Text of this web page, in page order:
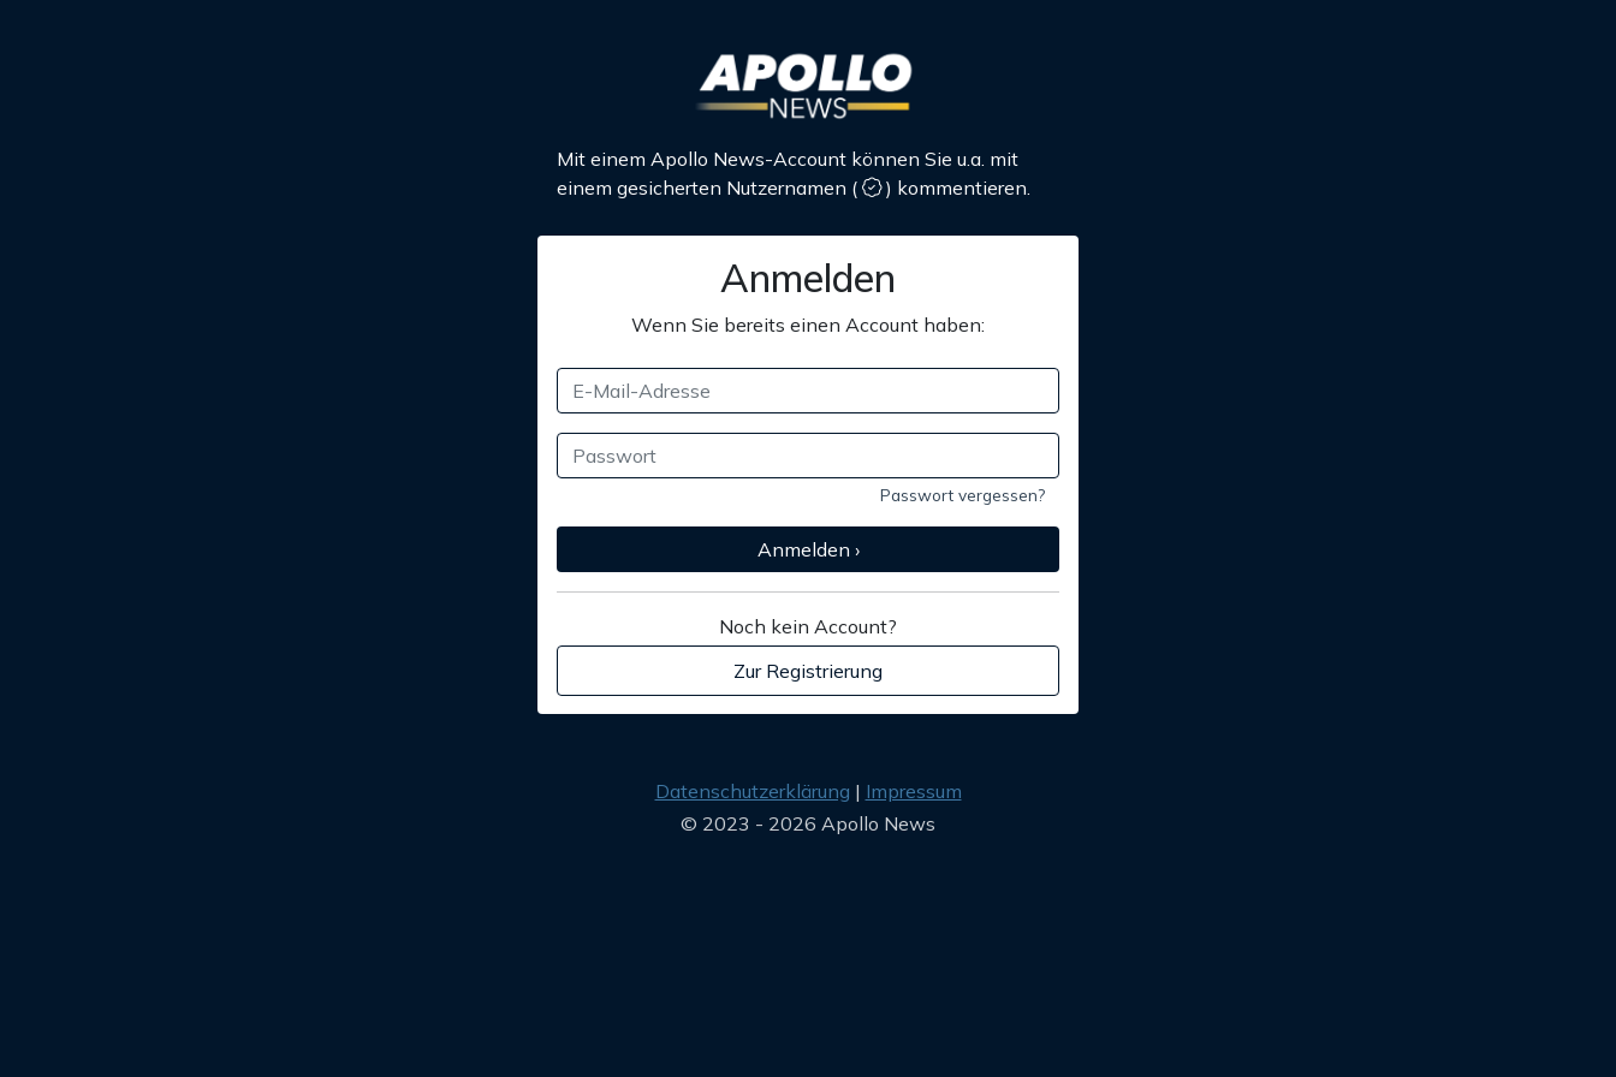
Mit einem Apollo News-Account können Sie u.a. mit
einem gesicherten Nutzernamen ( ) kommentieren.
Anmelden
Wenn Sie bereits einen Account haben:
Passwort vergessen?
Anmelden ›
Noch kein Account?
Zur Registrierung
Datenschutzerklärung
Impressum
© 2023 - 2026 Apollo News